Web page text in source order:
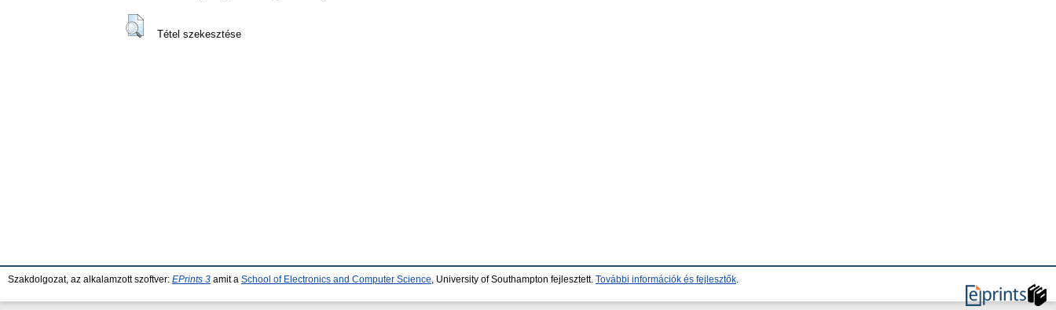
Tétel szekesztése
Szakdolgozat, az alkalamzott szoftver: EPrints 3 amit a School of Electronics and Computer Science , University of Southampton fejlesztett. További információk és fejlesztők